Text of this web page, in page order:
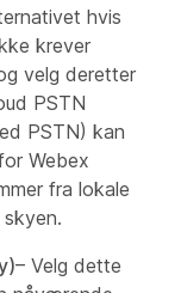
hvis
krever
velg deretter
PSTN
PSTN) kan
Webex
fra lokale
– Velg dette